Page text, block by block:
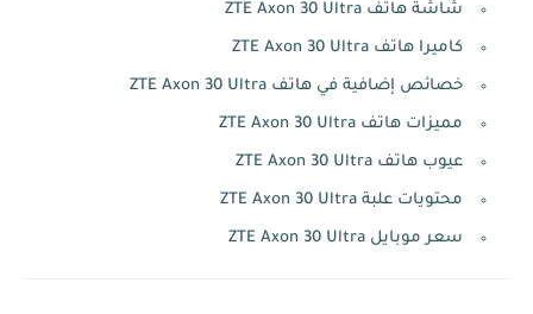
شاشة هاتف ZTE Axon 30 Ultra
كاميرا هاتف ZTE Axon 30 Ultra
خصائص إضافية في هاتف ZTE Axon 30 Ultra
مميزات هاتف ZTE Axon 30 Ultra
عيوب هاتف ZTE Axon 30 Ultra
محتويات علبة ZTE Axon 30 Ultra
سعر موبايل ZTE Axon 30 Ultra